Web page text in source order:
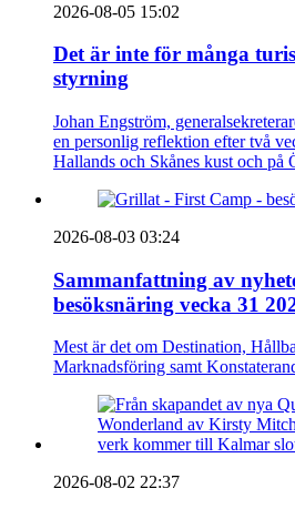
2026-08-05 15:02
Det är inte för många
styrning
Johan Engström,
en personlig reflektion efter två
Hallands och Skånes kust och på
2026-08-03 03:24
Sammanfattning av
besöksnäring vecka 31
Mest är det om Destination,
Marknadsföring samt
2026-08-02 22:37